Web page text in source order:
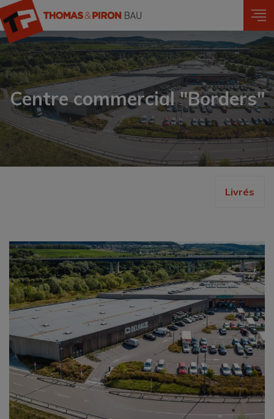
Aller
au
contenu
principal
Centre commercial "Borders"
Livrés